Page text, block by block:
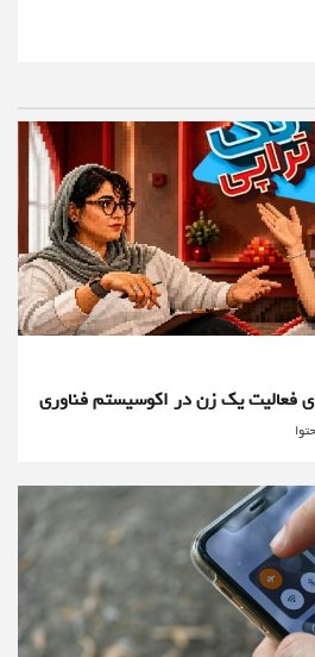
فعالیت یک زن در اکوسیستم فناوری